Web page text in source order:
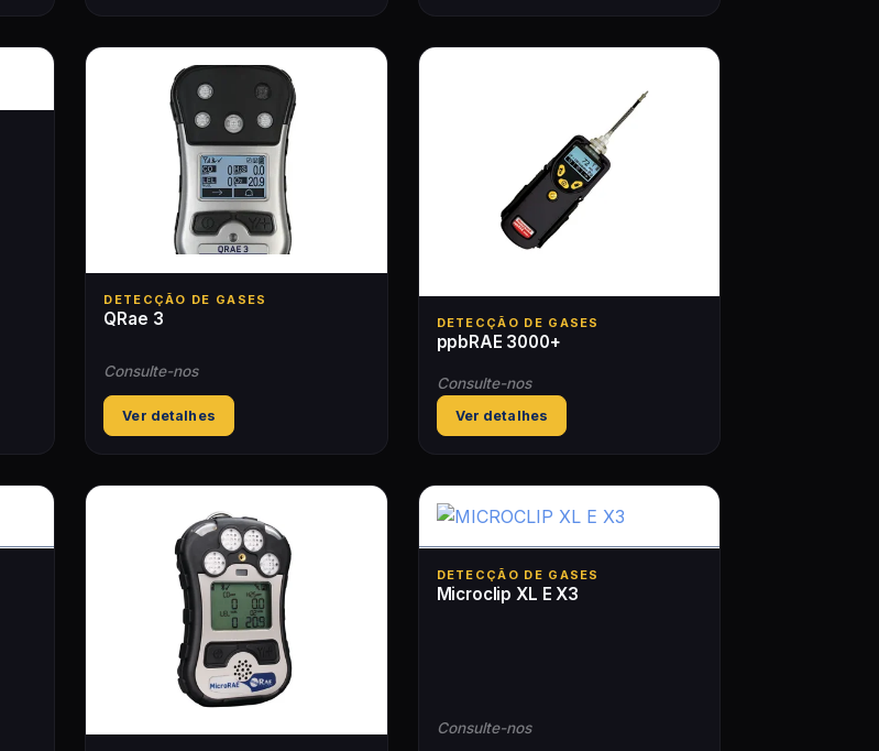
DETECÇÃO DE GASES
QRae 3
Consulte-nos
Ver detalhes
DETECÇÃO DE GASES
ppbRAE 3000+
Consulte-nos
Ver detalhes
DETECÇÃO DE GASES
Microclip XL E X3
Consulte-nos